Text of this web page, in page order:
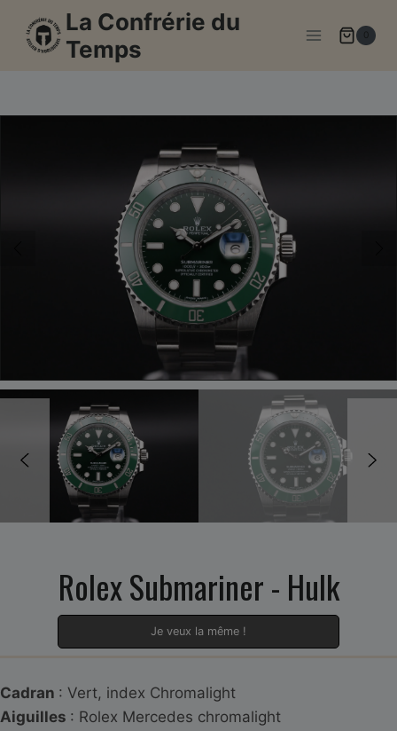
contenu
La Confrérie du
Temps
Rolex Submariner - Hulk
Je veux la même !
Cadran : Vert, index Chromalight
Aiguilles : Rolex Mercedes chromalight